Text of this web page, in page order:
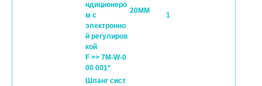
ндиционеро
м с
электронно
й регулиров
кой
F >> 7M-W-0
00 001*
20MM
1
Шланг сист